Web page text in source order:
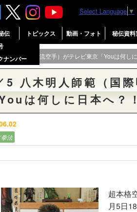
伝
ナンバー
トピックス 動画・フォト 秘伝資料
Select Language ▼
際明武舘剛柔流空手）がテレビ東京「Youは何し
5 八木明人師範（国
Youは何しに日本へ？
法
超本格
月5日